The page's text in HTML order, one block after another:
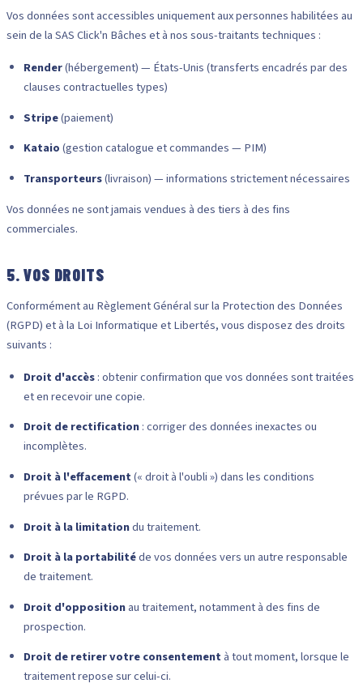
Vos données sont accessibles uniquement aux personnes habilitées au
sein de la SAS Click'n Bâches et à nos sous-traitants techniques :
Render(hébergement) — États-Unis (transferts encadrés par des
clauses contractuelles types)
Stripe(paiement)
Kataio(gestion catalogue et commandes — PIM)
Transporteurs(livraison) — informations strictement nécessaires
Vos données ne sont jamais vendues à des tiers à des fins
commerciales.
5. VOS DROITS
Conformément au Règlement Général sur la Protection des Données
(RGPD) et à la Loi Informatique et Libertés, vous disposez des droits
suivants :
Droit d'accès: obtenir confirmation que vos données sont traitées
et en recevoir une copie.
Droit de rectification: corriger des données inexactes ou
incomplètes.
Droit à l'effacement(« droit à l'oubli ») dans les conditions
prévues par le RGPD.
Droit à la limitationdu traitement.
Droit à la portabilitéde vos données vers un autre responsable
de traitement.
Droit d'oppositionau traitement, notamment à des fins de
prospection.
Droit de retirer votre consentement à tout moment, lorsque le
traitement repose sur celui-ci.